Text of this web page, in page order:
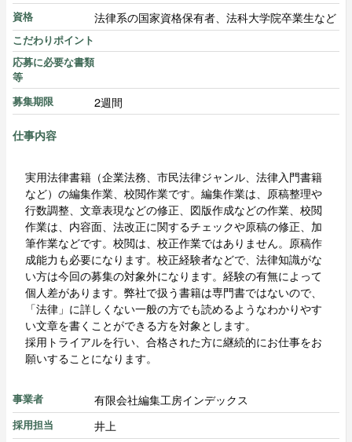
資格 法律系の国家資格保有者、法科大学院卒業生など
こだわりポイント
応募に必要な書類
等
募集期限
2週間
仕事内容
実用法律書籍（企業法務、市民法律ジャンル、法律入門書籍
など）の編集作業、校閲作業です。編集作業は、原稿整理や
行数調整、文章表現などの修正、図版作成などの作業、校閲
作業は、内容面、法改正に関するチェックや原稿の修正、加
筆作業などです。校閲は、校正作業ではありません。原稿作
成能力も必要になります。校正経験者などで、法律知識がな
い方は今回の募集の対象外になります。経験の有無によって
個人差があります。弊社で扱う書籍は専門書ではないので、
「法律」に詳しくない一般の方でも読めるようなわかりやす
い文章を書くことができる方を対象とします。
採用トライアルを行い、合格された方に継続的にお仕事をお
願いすることになります。
事業者 有限会社編集工房インデックス
採用担当 井上